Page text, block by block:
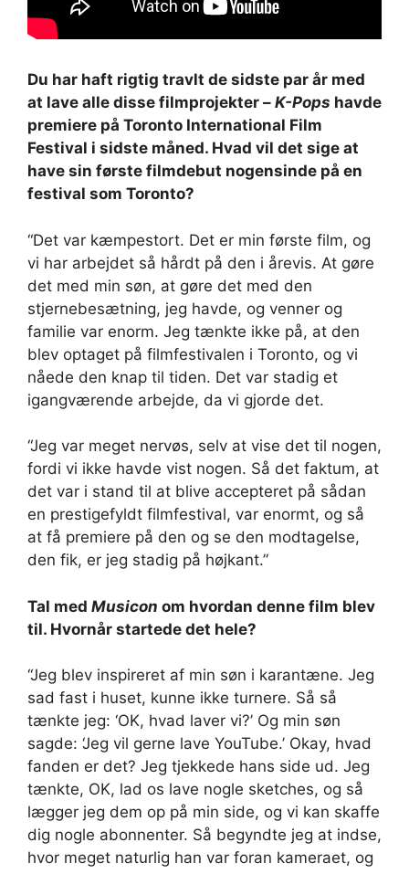
Du har haft rigtig travlt de sidste par år med
at lave alle disse filmprojekter – K-Pops havde
premiere på Toronto International Film
Festival i sidste måned. Hvad vil det sige at
have sin første filmdebut nogensinde på en
festival som Toronto?
“Det var kæmpestort. Det er min første film, og
vi har arbejdet så hårdt på den i årevis. At gøre
det med min søn, at gøre det med den
stjernebesætning, jeg havde, og venner og
familie var enorm. Jeg tænkte ikke på, at den
blev optaget på filmfestivalen i Toronto, og vi
nåede den knap til tiden. Det var stadig et
igangværende arbejde, da vi gjorde det.
“Jeg var meget nervøs, selv at vise det til nogen,
fordi vi ikke havde vist nogen. Så det faktum, at
det var i stand til at blive accepteret på sådan
en prestigefyldt filmfestival, var enormt, og så
at få premiere på den og se den modtagelse,
den fik, er jeg stadig på højkant.”
Tal med Musicon om hvordan denne film blev
til. Hvornår startede det hele?
“Jeg blev inspireret af min søn i karantæne. Jeg
sad fast i huset, kunne ikke turnere. Så så
tænkte jeg: ‘OK, hvad laver vi?’ Og min søn
sagde: ‘Jeg vil gerne lave YouTube.’ Okay, hvad
fanden er det? Jeg tjekkede hans side ud. Jeg
tænkte, OK, lad os lave nogle sketches, og så
lægger jeg dem op på min side, og vi kan skaffe
dig nogle abonnenter. Så begyndte jeg at indse,
hvor meget naturlig han var foran kameraet, og